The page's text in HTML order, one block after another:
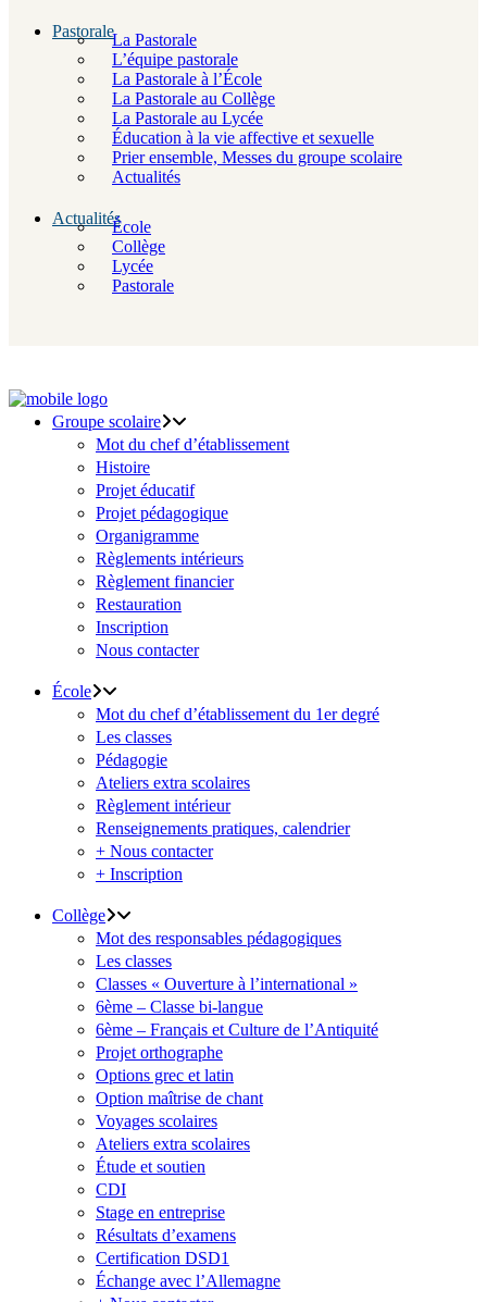
PastoraleLa Pastorale
L’équipe pastorale
La Pastorale à l’École
La Pastorale au Collège
La Pastorale au Lycée
Éducation à la vie affective et sexuelle
Prier ensemble, Messes du groupe scolaire
Actualités
ActualitésÉcole
Collège
Lycée
Pastorale
Groupe scolaire
Mot du chef d’établissement
Histoire
Projet éducatif
Projet pédagogique
Organigramme
Règlements intérieurs
Règlement financier
Restauration
Inscription
Nous contacter
École
Mot du chef d’établissement du 1er degré
Les classes
Pédagogie
Ateliers extra scolaires
Règlement intérieur
Renseignements pratiques, calendrier
+ Nous contacter
+ Inscription
Collège
Mot des responsables pédagogiques
Les classes
Classes « Ouverture à l’international »
6ème – Classe bi-langue
6ème – Français et Culture de l’Antiquité
Projet orthographe
Options grec et latin
Option maîtrise de chant
Voyages scolaires
Ateliers extra scolaires
Étude et soutien
CDI
Stage en entreprise
Résultats d’examens
Certification DSD1
Échange avec l’Allemagne